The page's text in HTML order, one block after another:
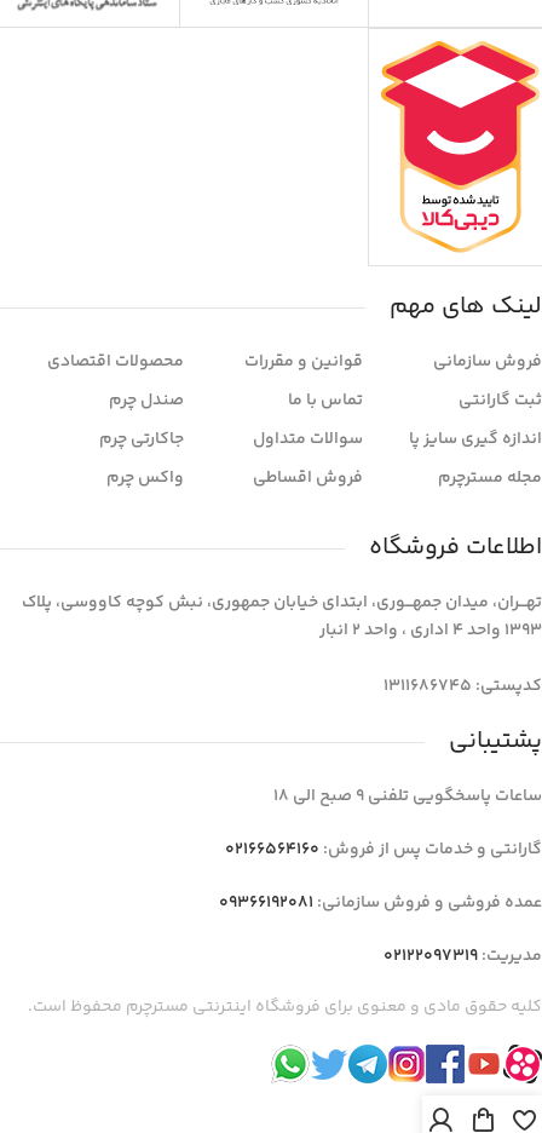
لینک های مهم
فروش سازمانی
ثبت گارانتی
اندازه گیری سایز پا
مجله مسترچرم
قوانین و مقررات
تماس با ما
سوالات متداول
فروش اقساطی
محصولات اقتصادی
صندل چرم
جاکارتی چرم
واکس چرم
اطلاعات فروشگاه
تهـــران، میدان جمهـــوری، ابتدای خیابان جمهوری، نبش کوچه کاووسی، پلاک
1393 واحد 4 اداری ، واحد 2 انبار
کدپستی: 1311686745
پشتیبانی
ساعات پاسخگویی تلفنی 9 صبح الی 18
گارانتی و خدمات پس از فروش: 02166564160
عمده فروشی و فروش سازمانی: 09366192081
مدیریت:02122097319
کلیه حقوق مادی و معنوی برای فروشگاه اینترنتی مسترچرم محفوظ است.